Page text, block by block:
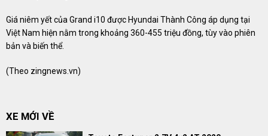
Giá niêm yết của Grand i10 được Hyundai Thành Công áp dụng tại
Việt Nam hiện nằm trong khoảng 360-455 triệu đồng, tùy vào phiên
bản và biến thể.
(Theo zingnews.vn)
XE MỚI VỀ